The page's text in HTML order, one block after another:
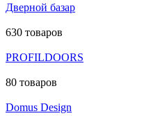
Дверной базар
630 товаров
PROFILDOORS
80 товаров
Domus Design